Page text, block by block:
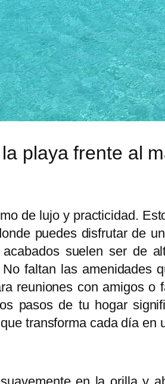
playa frente al
de lujo y practicidad.
puedes disfrutar de
suelen ser de
faltan las amenidades
reuniones con amigos
pasos de tu hogar
transforma cada día en